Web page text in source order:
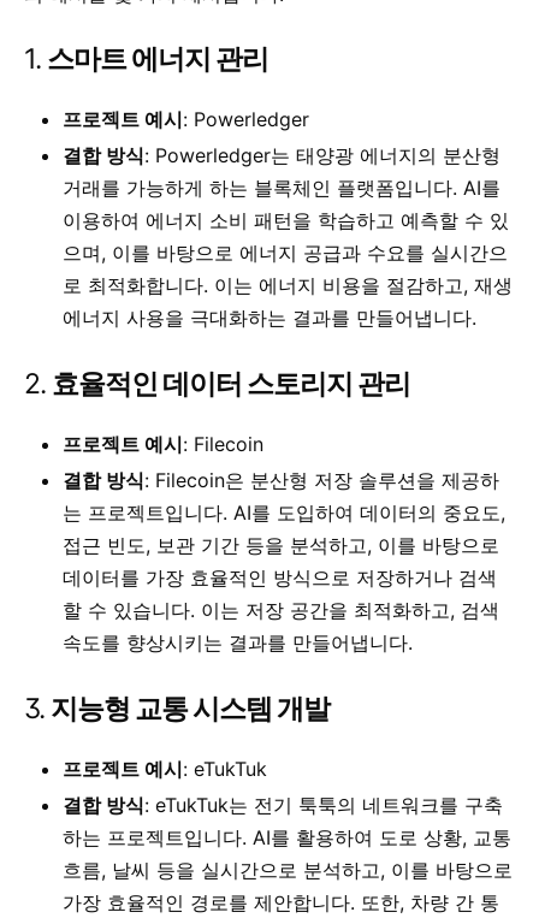
1. 스마트 에너지 관리
프로젝트 예시: Powerledger
결합 방식: Powerledger는 태양광 에너지의 분산형
거래를 가능하게 하는 블록체인 플랫폼입니다. AI를
이용하여 에너지 소비 패턴을 학습하고 예측할 수 있
으며, 이를 바탕으로 에너지 공급과 수요를 실시간으
로 최적화합니다. 이는 에너지 비용을 절감하고, 재생
에너지 사용을 극대화하는 결과를 만들어냅니다.
2. 효율적인 데이터 스토리지 관리
프로젝트 예시: Filecoin
결합 방식: Filecoin은 분산형 저장 솔루션을 제공하
는 프로젝트입니다. AI를 도입하여 데이터의 중요도,
접근 빈도, 보관 기간 등을 분석하고, 이를 바탕으로
데이터를 가장 효율적인 방식으로 저장하거나 검색
할 수 있습니다. 이는 저장 공간을 최적화하고, 검색
속도를 향상시키는 결과를 만들어냅니다.
3. 지능형 교통 시스템 개발
프로젝트 예시: eTukTuk
결합 방식: eTukTuk는 전기 툭툭의 네트워크를 구축
하는 프로젝트입니다. AI를 활용하여 도로 상황, 교통
흐름, 날씨 등을 실시간으로 분석하고, 이를 바탕으로
가장 효율적인 경로를 제안합니다. 또한, 차량 간 통